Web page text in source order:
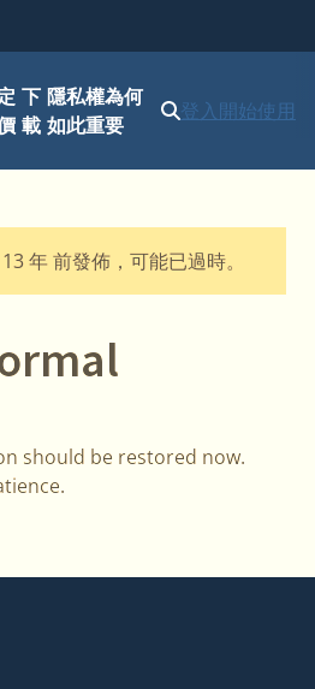
下
載
隱私權為何
如此重要
登入開始使用
年 前發佈，可能已過時。
should be restored now.